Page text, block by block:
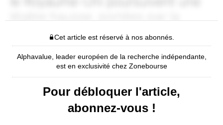
Cet article est réservé à nos abonnés.
Alphavalue, leader européen de la recherche indépendante,
est en exclusivité chez Zonebourse
Pour débloquer l'article,
abonnez-vous !